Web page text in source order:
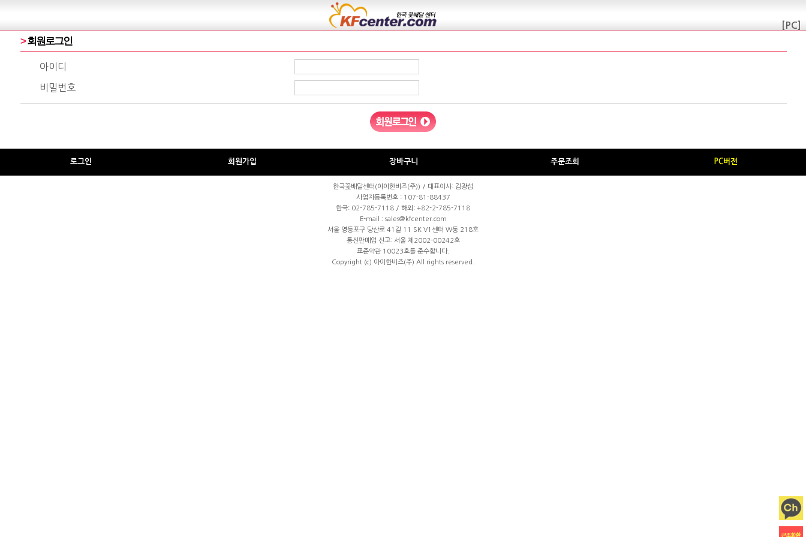
[PC]
>회원로그인
아이디
비밀번호
로그인 회원가입 장바구니 주문조회 PC버전
한국꽃배달센터(아이한비즈(주)) / 대표이사: 김광섭
사업자등록번호 : 107-81-88437
한국: 02-785-7118 / 해외: +82-2-785-7118
E-mail : sales@kfcenter.com
서울 영등포구 당산로 41길 11 SK V1센터 W동 218호
통신판매업 신고: 서울 제2002-00242호
표준약관 10023호를 준수합니다.
Copyright (c) 아이한비즈(주) All rights reserved.